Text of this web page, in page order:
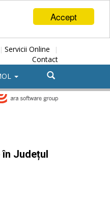
Accept
Servicii Online |
Contact
Județul